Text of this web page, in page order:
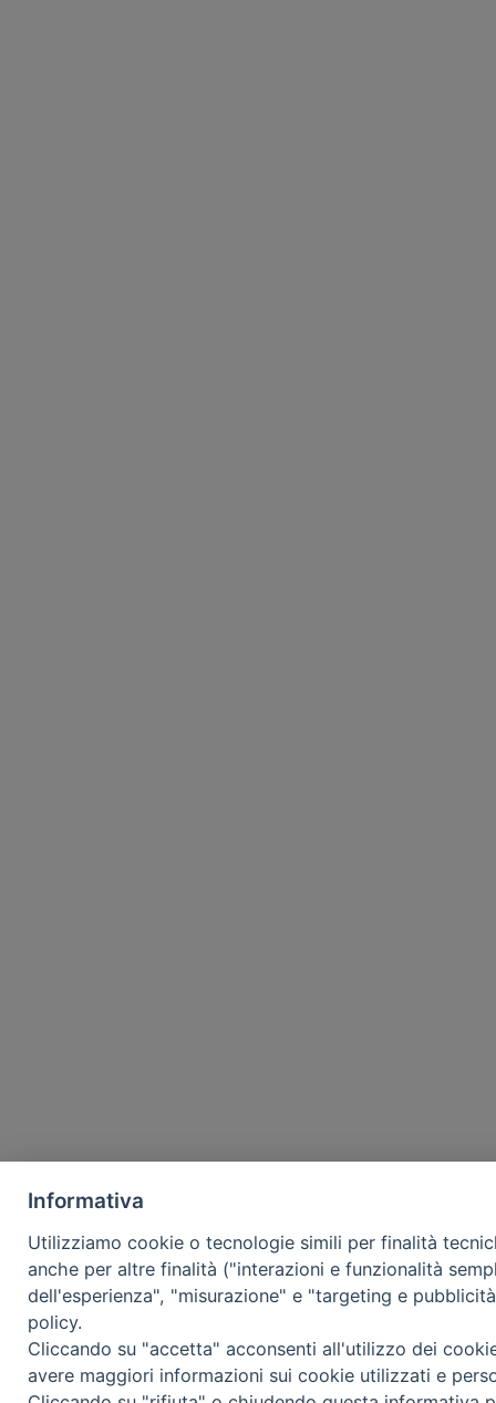
Informativa
Utilizziamo cookie o tecnologie simili per finalità
anche per altre finalità ("interazioni e funzionalità
dell'esperienza", "misurazione" e "targeting e
policy.
Cliccando su "accetta" acconsenti all'utilizzo dei
avere maggiori informazioni sui cookie utilizzati e